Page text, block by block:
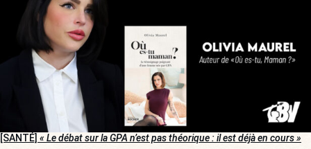
[SANTÉ] « Le débat sur la GPA n’est pas théorique : il est déjà en cours »